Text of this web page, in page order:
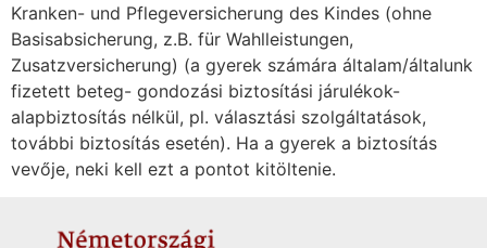
Kranken- und Pflegeversicherung des Kindes (ohne
Basisabsicherung, z.B. für Wahlleistungen,
Zusatzversicherung) (a gyerek számára általam/általunk
fizetett beteg- gondozási biztosítási járulékok-
alapbiztosítás nélkül, pl. választási szolgáltatások,
további biztosítás esetén). Ha a gyerek a biztosítás
vevője, neki kell ezt a pontot kitöltenie.